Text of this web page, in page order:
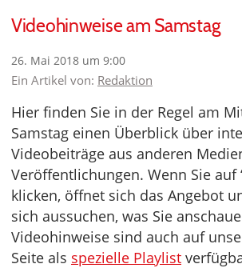
Videohinweise am Samstag
26. Mai 2018 um 9:00
Ein Artikel von: Redaktion
Hier finden Sie in der Regel am
Samstag einen Überblick über
Videobeiträge aus anderen
Veröffentlichungen. Wenn Sie auf
klicken, öffnet sich das Angebot
sich aussuchen, was Sie
Videohinweise sind auch auf
Seite als spezielle Playlist